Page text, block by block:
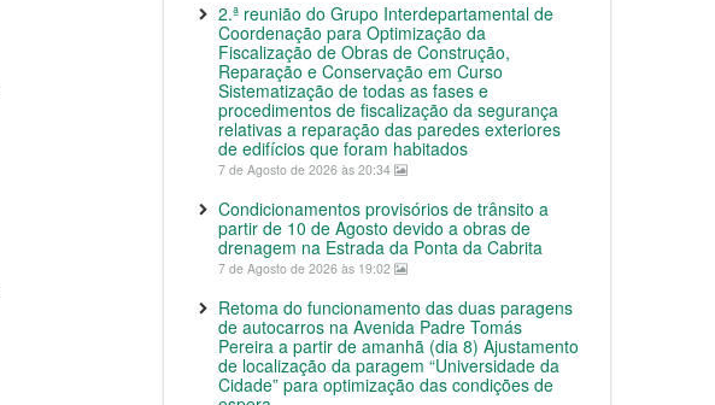
2.ª reunião do Grupo Interdepartamental de
Coordenação para Optimização da
Fiscalização de Obras de Construção,
Reparação e Conservação em Curso
Sistematização de todas as fases e
procedimentos de fiscalização da segurança
relativas a reparação das paredes exteriores
de edifícios que foram habitados
7 de Agosto de 2026 às 20:34
Condicionamentos provisórios de trânsito a
partir de 10 de Agosto devido a obras de
drenagem na Estrada da Ponta da Cabrita
7 de Agosto de 2026 às 19:02
Retoma do funcionamento das duas paragens
de autocarros na Avenida Padre Tomás
Pereira a partir de amanhã (dia 8) Ajustamento
de localização da paragem “Universidade da
Cidade” para optimização das condições de